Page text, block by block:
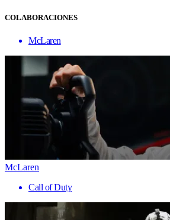
COLABORACIONES
McLaren
McLaren
Call of Duty